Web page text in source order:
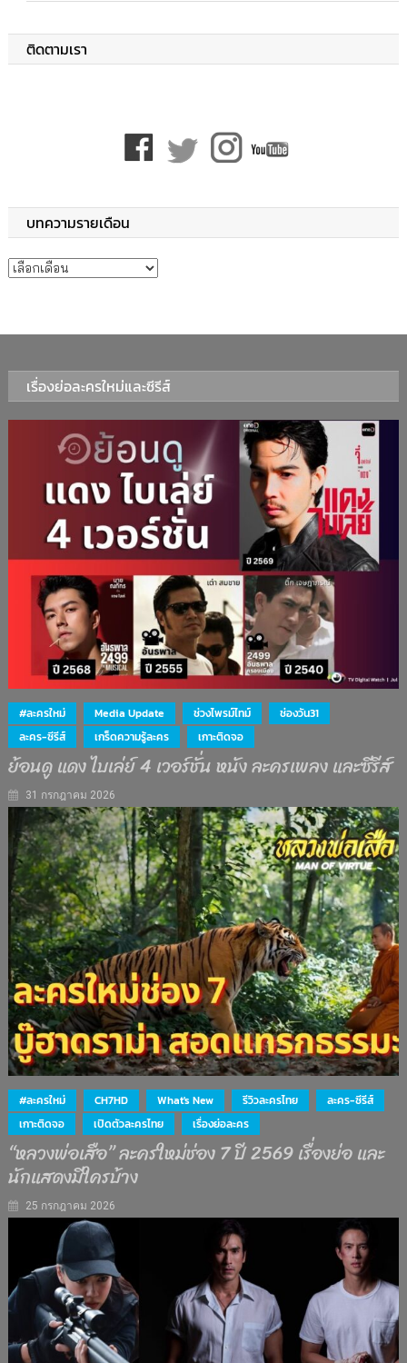
ติดตามเรา
บทความรายเดือน
บทความรายเดือน
เรื่องย่อละครใหม่และซีรีส์
#ละครใหม่ Media Update ช่วงไพรม์ไทม์
ช่องวัน31
ละคร-ซีรีส์
เกร็ดความรู้ละคร เกาะติดจอ
ย้อนดู แดง ไบเล่ย์ 4 เวอร์ชั่น หนัง ละครเพลง และซีรีส์
31 กรกฎาคม 2026
#ละครใหม่ CH7HD What's New รีวิวละครไทย
ละคร-ซีรีส์
เกาะติดจอ
เปิดตัวละครไทย เรื่องย่อละคร
“หลวงพ่อเสือ” ละครใหม่ช่อง 7 ปี 2569 เรื่องย่อ และ
นักแสดงมีใครบ้าง
25 กรกฎาคม 2026